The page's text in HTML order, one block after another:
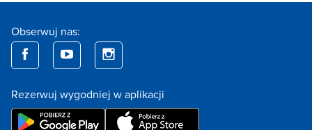
Obserwuj nas:
Rezerwuj wygodniej w aplikacji